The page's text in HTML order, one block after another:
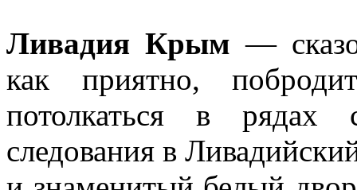
Ливадия Крым —
как приятно,
потолкаться в
следования в